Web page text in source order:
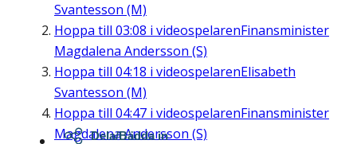
Svantesson (M)
Hoppa till 03:08 i videospelarenFinansminister
Magdalena Andersson (S)
Hoppa till 04:18 i videospelarenElisabeth
Svantesson (M)
Hoppa till 04:47 i videospelarenFinansminister
Magdalena Andersson (S)
Dela/Bädda in